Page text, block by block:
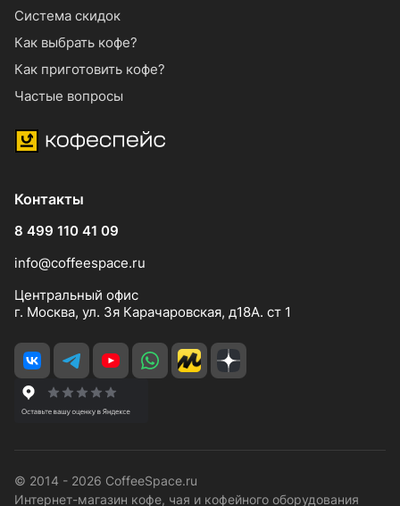
Система скидок
Как выбрать кофе?
Как приготовить кофе?
Частые вопросы
Контакты
8 499 110 41 09
info@coffeespace.ru
Центральный офис
г. Москва, ул. 3я Карачаровская, д18А. ст 1
© 2014 - 2026 CoffeeSpace.ru
Интернет-магазин кофе, чая и кофейного оборудования